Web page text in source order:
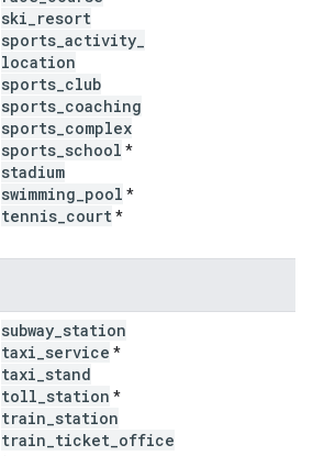
ski resort
sports activity
location
sports club
sports coaching
sports complex
sports school *
stadium
swimming pool *
tennis court*
subway station
taxi service *
taxi stand
toll station *
train station
train ticket office